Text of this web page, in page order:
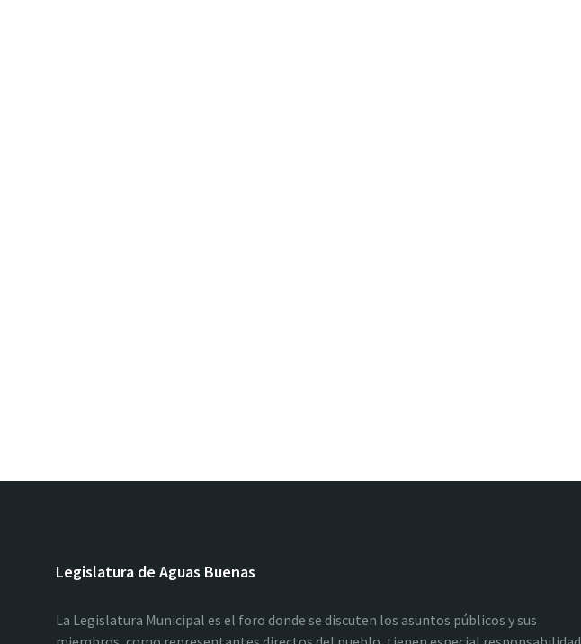
Legislatura de Aguas Buenas
La Legislatura Municipal es el foro donde se discuten los asuntos públicos y sus